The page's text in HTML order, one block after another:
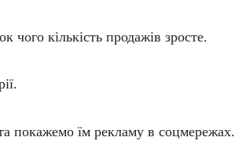
кількість продажів зросте.
покажемо їм рекламу в соцмережах.